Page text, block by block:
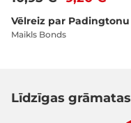
Vēlreiz par Padingtonu
Maikls Bonds
Līdzīgas grāmatas